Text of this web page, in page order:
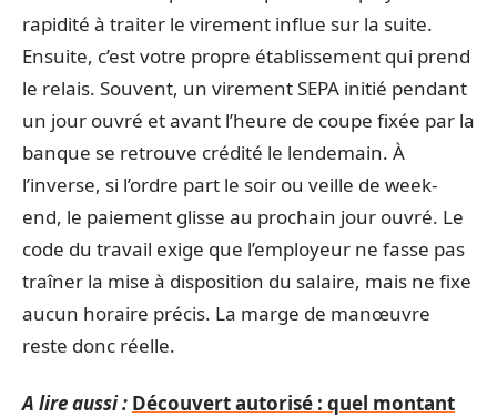
rapidité à traiter le virement influe sur la suite.
Ensuite, c’est votre propre établissement qui prend
le relais. Souvent, un virement SEPA initié pendant
un jour ouvré et avant l’heure de coupe fixée par la
banque se retrouve crédité le lendemain. À
l’inverse, si l’ordre part le soir ou veille de week-
end, le paiement glisse au prochain jour ouvré. Le
code du travail exige que l’employeur ne fasse pas
traîner la mise à disposition du salaire, mais ne fixe
aucun horaire précis. La marge de manœuvre
reste donc réelle.
A lire aussi : Découvert autorisé : quel montant